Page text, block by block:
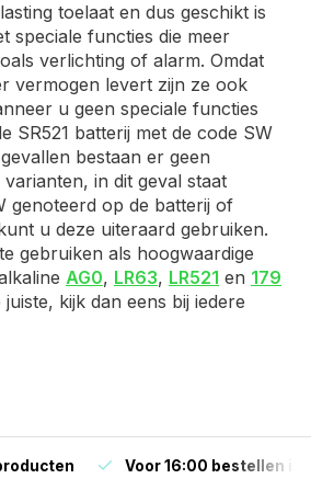
toelaat en dus geschikt is
speciale functies die meer
verlichting of alarm. Omdat
vermogen levert zijn ze ook
u geen speciale functies
SR521 batterij met de code SW
bestaan er geen
in dit geval staat
genoteerd op de batterij of
u deze uiteraard gebruiken.
gebruiken als hoogwaardige
AG0, LR63, LR521 en 179
kijk dan eens bij iedere
Voor 16:00 bestellen is